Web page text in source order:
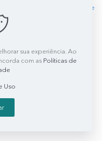
Read more
sua experiência. Ao
com as Políticas de
Uso